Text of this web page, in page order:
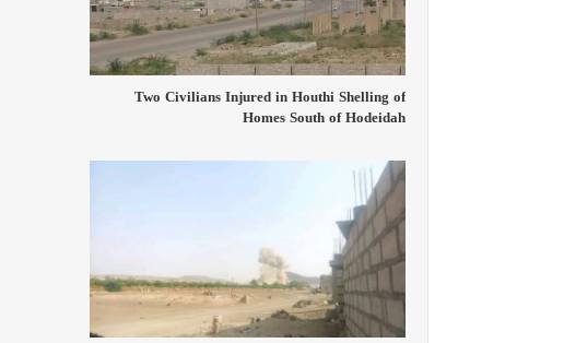
Two Civilians Injured in Houthi Shelling of
Homes South of Hodeidah